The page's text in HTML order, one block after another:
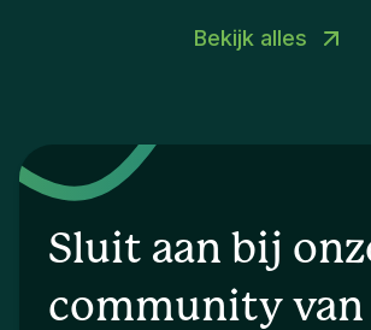
Bekijk alles
Sluit aan bij
community van